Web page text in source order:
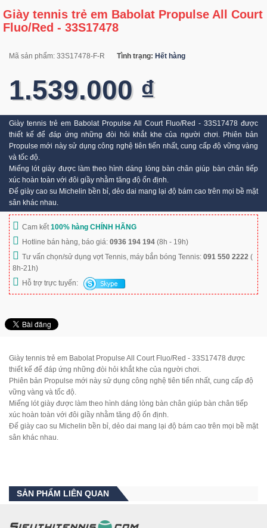
Giày tennis trẻ em Babolat Propulse All Court
Fluo/Red - 33S17478
Mã sản phẩm: 33S17478-F-R Tình trạng: Hết hàng
1.539.000 ₫
Giày tennis trẻ em Babolat Propulse All Court Fluo/Red - 33S17478 được
thiết kế để đáp ứng những đòi hỏi khắt khe của người chơi. Phiên bản
Propulse mới này sử dụng công nghệ tiên tiến nhất, cung cấp độ vững vàng
và tốc độ.
Miếng lót giày được làm theo hình dáng lòng bàn chân giúp bàn chân tiếp
xúc hoàn toàn với đôi giầy nhằm tăng độ ổn định.
Đế giày cao su Michelin bền bỉ, dẻo dai mang lại độ bám cao trên mọi bề mặt
sân khác nhau.
Cam kết100% hàng CHÍNH HÃNG
Hotline bán hàng, báo giá: 0936 194 194 (8h - 19h)
Tư vấn chọn/sử dụng vợt Tennis, máy bắn bóng Tennis: 091 550 2222 (
8h-21h)
Hỗ trợ trực tuyến:
Giày tennis trẻ em Babolat Propulse All Court Fluo/Red - 33S17478 được
thiết kế để đáp ứng những đòi hỏi khắt khe của người chơi.
Phiên bản Propulse mới này sử dụng công nghệ tiên tiến nhất, cung cấp độ
vững vàng và tốc độ.
Miếng lót giày được làm theo hình dáng lòng bàn chân giúp bàn chân tiếp
xúc hoàn toàn với đôi giầy nhằm tăng độ ổn định.
Đế giày cao su Michelin bền bỉ, dẻo dai mang lại độ bám cao trên mọi bề mặt
sân khác nhau.
SẢN PHẨM LIÊN QUAN